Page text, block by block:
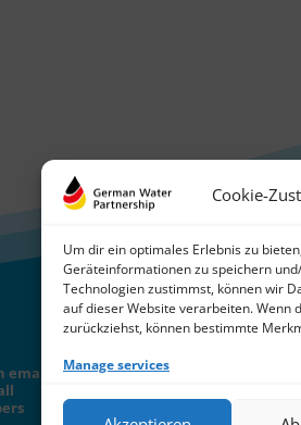
Cookie-
Um dir ein optimales Erlebnis zu
Geräteinformationen zu speichern
Technologien zustimmst, können wir
auf dieser Website verarbeiten. Wenn
zurückziehst, können bestimmte
Manage services
email